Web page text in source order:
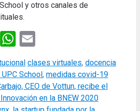
y otros canales de
Facebook
WhatsApp
Tags
clases virtuales, docencia
School , medidas covid-19
CEO de Vottun, recibe el
en la BNEW 2020